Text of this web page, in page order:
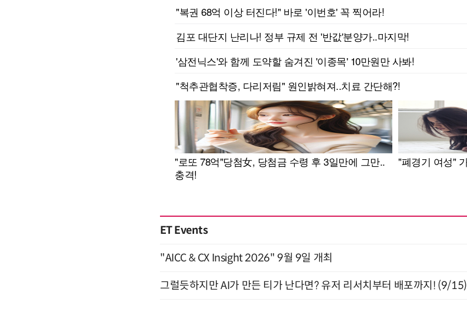
ET Events
"AICC & CX Insight 2026" 9월 9일 개최
그럴듯하지만 AI가 만든 티가 난다면? 유저 리서치부터 배포까지! (9/15)